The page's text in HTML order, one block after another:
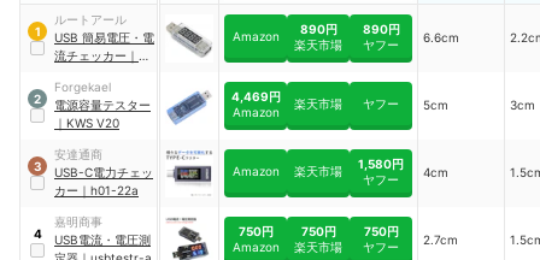
1
ルートアール
USB 簡易電圧・電
流チェッカー ｜
Amazon
890円
楽天市場
890円
ヤフー
6.6cm
2
Forgekael
電源容量テスター
｜ KWS V20
4,469円
Amazon
楽天市場 ヤフー 5cm 3cm
3
安達通商
USB-C電力チェッ
カー ｜ h01-22a
Amazon 楽天市場
1,580円
ヤフー
4cm
4
嘉明商事
USB電流・電圧測
750円
Amazon
750円
楽天市場
750円
ヤフー
2.7cm